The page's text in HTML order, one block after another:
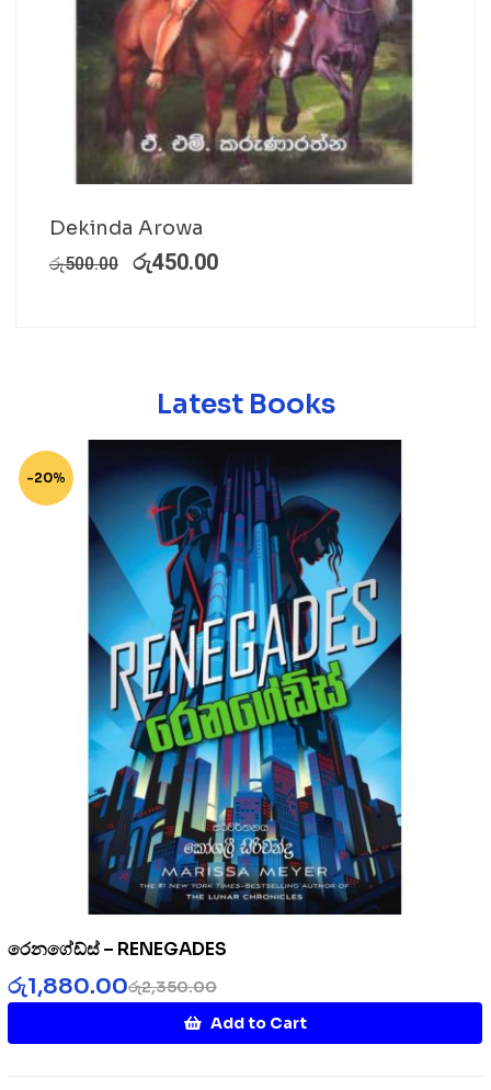
Dekinda Arowa
රු500.00 රු450.00
Latest Books
-20%
රෙනගේඩ්ස් – RENEGADES
රු2,350.00
රු1,880.00
Add to Cart